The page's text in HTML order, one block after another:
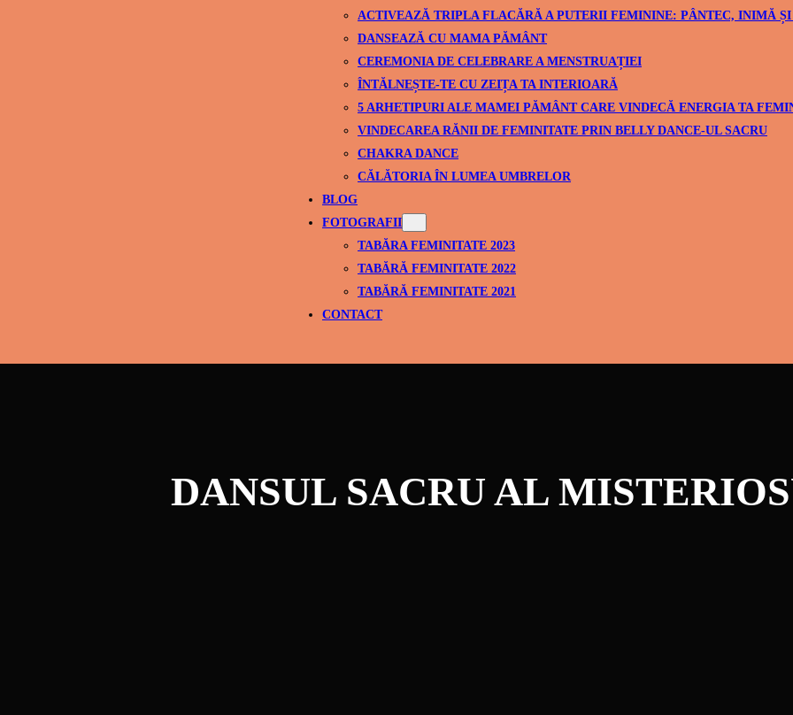
ACTIVEAZĂ TRIPLA FLACĂRĂ A PUTERII FEMININE: PÂNTEC, INIMĂ
DANSEAZĂ CU MAMA PĂMÂNT
CEREMONIA DE CELEBRARE A MENSTRUAȚIEI
ÎNTĂLNEȘTE-TE CU ZEIȚA TA INTERIOARĂ
5 ARHETIPURI ALE MAMEI PĂMÂNT CARE VINDECĂ ENERGIA TA
VINDECAREA RĂNII DE FEMINITATE PRIN BELLY DANCE-UL SACRU
CHAKRA DANCE
CĂLĂTORIA ÎN LUMEA UMBRELOR
BLOG
FOTOGRAFII
TABĂRA FEMINITATE 2023
TABĂRĂ FEMINITATE 2022
TABĂRĂ FEMINITATE 2021
CONTACT
DANSUL SACRU AL